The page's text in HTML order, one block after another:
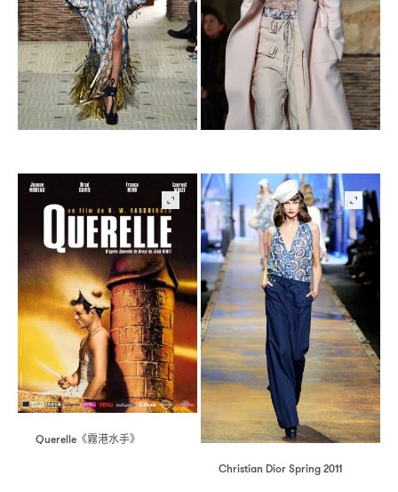
Querelle 《霧港水手》
Christian Dior Spring 2011